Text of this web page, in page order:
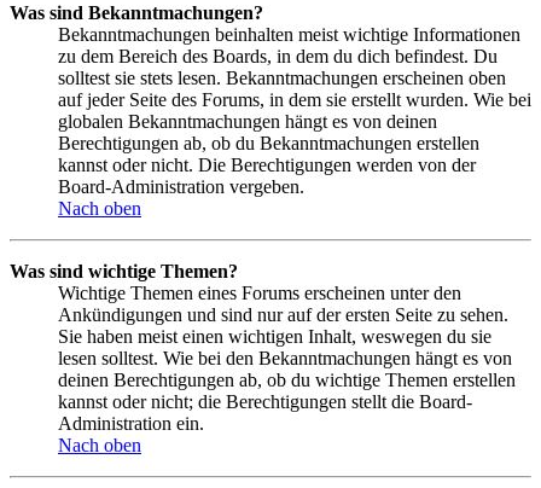
Was sind Bekanntmachungen?
Bekanntmachungen beinhalten meist wichtige Informationen
zu dem Bereich des Boards, in dem du dich befindest. Du
solltest sie stets lesen. Bekanntmachungen erscheinen oben
auf jeder Seite des Forums, in dem sie erstellt wurden. Wie bei
globalen Bekanntmachungen hängt es von deinen
Berechtigungen ab, ob du Bekanntmachungen erstellen
kannst oder nicht. Die Berechtigungen werden von der
Board-Administration vergeben.
Nach oben
Was sind wichtige Themen?
Wichtige Themen eines Forums erscheinen unter den
Ankündigungen und sind nur auf der ersten Seite zu sehen.
Sie haben meist einen wichtigen Inhalt, weswegen du sie
lesen solltest. Wie bei den Bekanntmachungen hängt es von
deinen Berechtigungen ab, ob du wichtige Themen erstellen
kannst oder nicht; die Berechtigungen stellt die Board-
Administration ein.
Nach oben